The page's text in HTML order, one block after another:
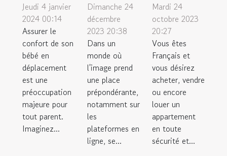
Jeudi 4 janvier
2024 00:14
Assurer le
confort de son
bébé en
déplacement
est une
préoccupation
majeure pour
tout parent.
Imaginez...
Dimanche 24
décembre
2023 20:38
Dans un
monde où
l'image prend
une place
prépondérante,
notamment sur
les
plateformes en
ligne, se...
Mardi 24
octobre 2023
20:27
Vous êtes
Français et
vous désirez
acheter, vendre
ou encore
louer un
appartement
en toute
sécurité et...